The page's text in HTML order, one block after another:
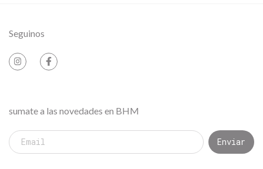
Seguinos
sumate a las novedades en BHM